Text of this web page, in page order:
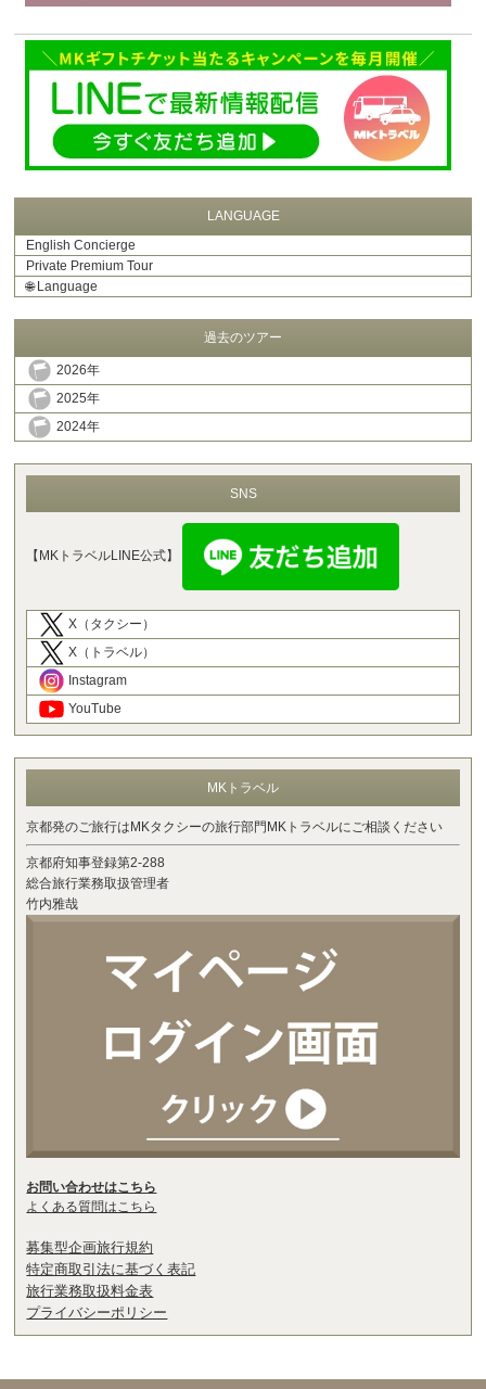
LANGUAGE
English Concierge
Private Premium Tour
🌐Language
過去のツアー
2026年
2025年
2024年
SNS
【MKトラベルLINE公式】
X（タクシー）
X（トラベル）
Instagram
YouTube
MKトラベル
京都発のご旅行はMKタクシーの旅行部門MKトラベルにご相談ください
京都府知事登録第2-288
総合旅行業務取扱管理者
竹内雅哉
お問い合わせはこちら
よくある質問はこちら
募集型企画旅行規約
特定商取引法に基づく表記
旅行業務取扱料金表
プライバシーポリシー